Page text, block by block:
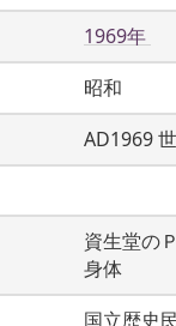
1969年
昭和
AD1969
資生堂の
身体
国立歴史